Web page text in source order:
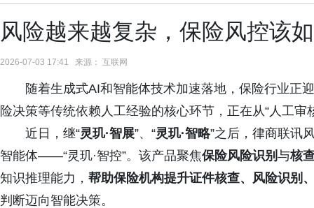
风险越来越复杂，保险风控该
2026-07-03 17:41 来源： 互联网
随着生成式AI和智能体技术加速落地，保险行业正
险决策等传统依赖人工经验的核心环节，正在从“人工审
近日，继“灵玑·智展”、“灵玑·智略”之后，律商联讯
智能体——“灵玑·智控”。该产品聚焦保险风险识别 与核
知识推理能力， 帮助保险机构提升证件核查、风险识别
判断迈向智能决策。